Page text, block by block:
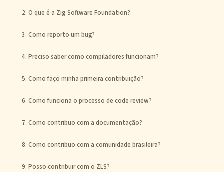
2. O que é a Zig Software Foundation?
3. Como reporto um bug?
4. Preciso saber como compiladores funcionam?
5. Como faço minha primeira contribuição?
6. Como funciona o processo de code review?
7. Como contribuo com a documentação?
8. Como contribuo com a comunidade brasileira?
9. Posso contribuir com o ZLS?